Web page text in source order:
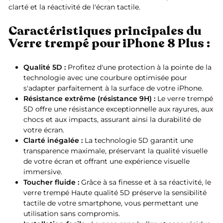
clarté et la réactivité de l'écran tactile.
Caractéristiques principales du
Verre trempé pour iPhone 8 Plus :
Qualité 5D : Profitez d'une protection à la pointe de la
technologie avec une courbure optimisée pour
s'adapter parfaitement à la surface de votre iPhone.
Résistance extrême (résistance 9H) : Le verre trempé
5D offre une résistance exceptionnelle aux rayures, aux
chocs et aux impacts, assurant ainsi la durabilité de
votre écran.
Clarté inégalée : La technologie 5D garantit une
transparence maximale, préservant la qualité visuelle
de votre écran et offrant une expérience visuelle
immersive.
Toucher fluide : Grâce à sa finesse et à sa réactivité, le
verre trempé Haute qualité 5D préserve la sensibilité
tactile de votre smartphone, vous permettant une
utilisation sans compromis.